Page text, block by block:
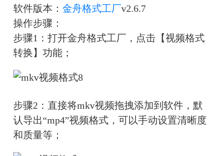
软件版本： 金舟格式工厂v2.6.7
操作步骤：
步骤1：打开金舟格式工厂，点击【视频格式
转换】功能；
步骤2：直接将mkv视频拖拽添加到软件，默
认导出“mp4”视频格式，可以手动设置清晰度
和质量等；